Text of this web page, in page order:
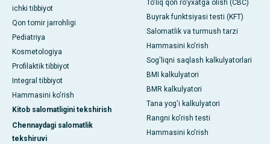
ichki tibbiyot
Qon tomir jarrohligi
Pediatriya
Kosmetologiya
Profilaktik tibbiyot
Integral tibbiyot
Hammasini ko'rish
Kitob salomatligini tekshirish
Chennaydagi salomatlik
tekshiruvi
To'liq qon ro'yxatga olish (CBC)
Buyrak funktsiyasi testi (KFT)
Salomatlik va turmush tarzi
Hammasini ko'rish
Sog'liqni saqlash kalkulyatorlari
BMI kalkulyatori
BMR kalkulyatori
Tana yog'i kalkulyatori
Rangni ko'rish testi
Hammasini ko'rish